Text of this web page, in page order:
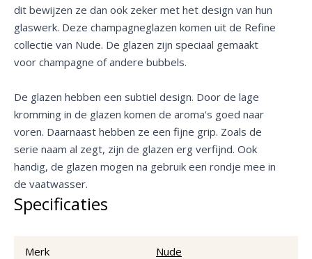
dit bewijzen ze dan ook zeker met het design van hun
glaswerk. Deze champagneglazen komen uit de Refine
collectie van Nude. De glazen zijn speciaal gemaakt
voor champagne of andere bubbels.
De glazen hebben een subtiel design. Door de lage
kromming in de glazen komen de aroma's goed naar
voren. Daarnaast hebben ze een fijne grip. Zoals de
serie naam al zegt, zijn de glazen erg verfijnd. Ook
handig, de glazen mogen na gebruik een rondje mee in
de vaatwasser.
Specificaties
Merk Nude